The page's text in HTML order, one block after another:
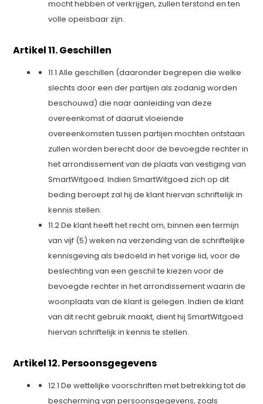
mocht hebben of verkrijgen, zullen terstond en ten
volle opeisbaar zijn.
Artikel 11. Geschillen
11.1 Alle geschillen (daaronder begrepen die welke
slechts door een der partijen als zodanig worden
beschouwd) die naar aanleiding van deze
overeenkomst of daaruit vloeiende
overeenkomsten tussen partijen mochten ontstaan
zullen worden berecht door de bevoegde rechter in
het arrondissement van de plaats van vestiging van
SmartWitgoed. Indien SmartWitgoed zich op dit
beding beroept zal hij de klant hiervan schriftelijk in
kennis stellen.
11.2 De klant heeft het recht om, binnen een termijn
van vijf (5) weken na verzending van de schriftelijke
kennisgeving als bedoeld in het vorige lid, voor de
beslechting van een geschil te kiezen voor de
bevoegde rechter in het arrondissement waarin de
woonplaats van de klant is gelegen. Indien de klant
van dit recht gebruik maakt, dient hij SmartWitgoed
hiervan schriftelijk in kennis te stellen.
Artikel 12. Persoonsgegevens
12.1 De wettelijke voorschriften met betrekking tot de
bescherming van persoonsgegevens, zoals